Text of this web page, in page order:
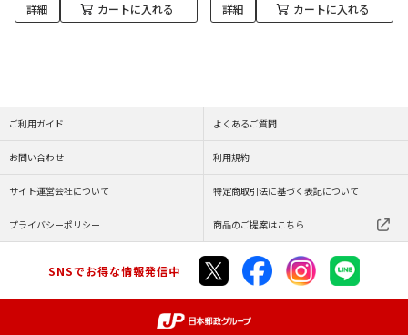
詳細 カートに入れる 詳細 カートに入れる
ご利用ガイド よくあるご質問
お問い合わせ 利用規約
サイト運営会社について 特定商取引法に基づく表記について
プライバシーポリシー 商品のご提案はこちら
SNSでお得な情報発信中